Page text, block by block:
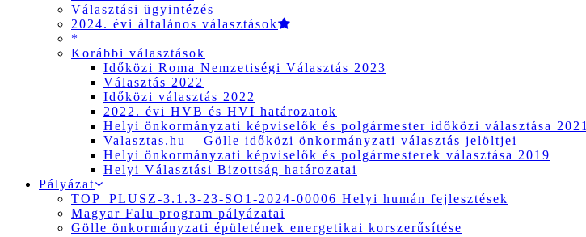
Választási ügyintézés
2024. évi általános választások
*
Korábbi választások
Időközi Roma Nemzetiségi Választás 2023
Választás 2022
Időközi választás 2022
2022. évi HVB és HVI határozatok
Helyi önkormányzati képviselők és polgármester időközi választása 2021
Valasztas.hu – Gölle időközi önkormányzati választás jelöltjei
Helyi önkormányzati képviselők és polgármesterek választása 2019
Helyi Választási Bizottság határozatai
Pályázat
TOP_PLUSZ-3.1.3-23-SO1-2024-00006 Helyi humán fejlesztések
Magyar Falu program pályázatai
Gölle önkormányzati épületének energetikai korszerűsítése